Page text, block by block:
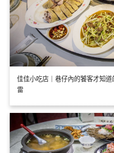
佳佳小吃店｜巷仔內的饕客才知
雷